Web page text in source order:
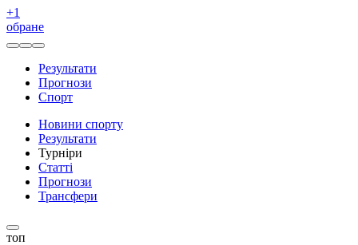
+1
обране
Результати
Прогнози
Спорт
Новини спорту
Результати
Турніри
Статті
Прогнози
Трансфери
топ